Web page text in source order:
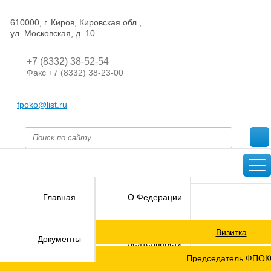
610000, г. Киров, Кировская обл.,
ул. Московская, д. 10
+7 (8332) 38-52-54
Факс +7 (8332) 38-23-00
fpoko@list.ru
Главная О Федерации
Визитка
Председатель
Документы
деятельности